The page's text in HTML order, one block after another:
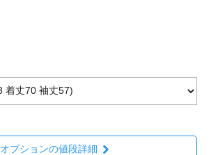
オプションの値段詳細